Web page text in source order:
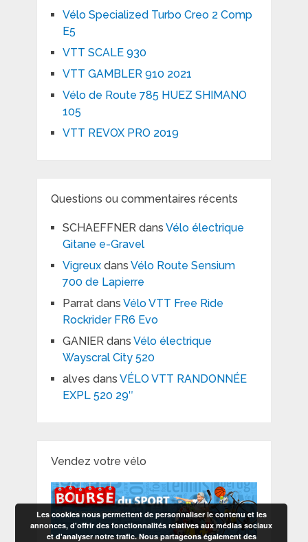
Vélo Specialized Turbo Creo 2 Comp
E5
VTT SCALE 930
VTT GAMBLER 910 2021
Vélo de Route 785 HUEZ SHIMANO
105
VTT REVOX PRO 2019
Questions ou commentaires récents
SCHAEFFNERdans Vélo électrique
Gitane e-Gravel
Vigreuxdans Vélo Route Sensium
700 de Lapierre
Parratdans Vélo VTT Free Ride
Rockrider FR6 Evo
GANIERdans Vélo électrique
Wayscral City 520
alves dans VÉLO VTT RANDONNÉE
EXPL 520 29″
Vendez votre vélo
Les cookies nous permettent de personnaliser le contenu et les
annonces, d'offrir des fonctionnalités relatives aux médias sociaux
et d'analyser notre trafic. Nous partageons également des